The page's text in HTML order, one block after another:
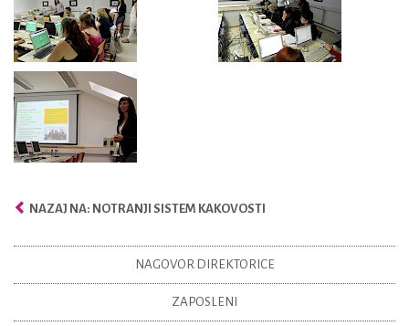
NAZAJ NA: NOTRANJI SISTEM KAKOVOSTI
NAGOVOR DIREKTORICE
ZAPOSLENI